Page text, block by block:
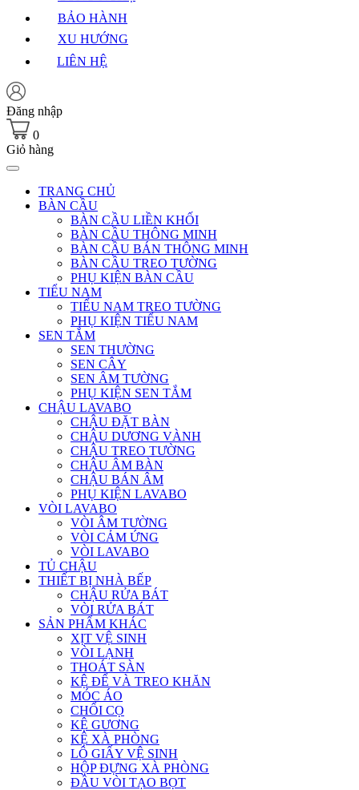
BẢO HÀNH
XU HƯỚNG
LIÊN HỆ
Đăng nhập
0
Giỏ hàng
TRANG CHỦ
BÀN CẦU
BÀN CẦU LIỀN KHỐI
BÀN CẦU THÔNG MINH
BÀN CẦU BÁN THÔNG MINH
BÀN CẦU TREO TƯỜNG
PHỤ KIỆN BÀN CẦU
TIỂU NAM
TIỂU NAM TREO TƯỜNG
PHỤ KIỆN TIỂU NAM
SEN TẮM
SEN THƯỜNG
SEN CÂY
SEN ÂM TƯỜNG
PHỤ KIỆN SEN TẮM
CHẬU LAVABO
CHẬU ĐẶT BÀN
CHẬU DƯƠNG VÀNH
CHẬU TREO TƯỜNG
CHẬU ÂM BÀN
CHẬU BÁN ÂM
PHỤ KIỆN LAVABO
VÒI LAVABO
VÒI ÂM TƯỜNG
VÒI CẢM ỨNG
VÒI LAVABO
TỦ CHẬU
THIẾT BỊ NHÀ BẾP
CHẬU RỬA BÁT
VÒI RỬA BÁT
SẢN PHẨM KHÁC
XỊT VỆ SINH
VÒI LẠNH
THOÁT SÀN
KỆ ĐỂ VÀ TREO KHĂN
MÓC ÁO
CHỔI CỌ
KỆ GƯƠNG
KỆ XÀ PHÒNG
LÔ GIẤY VỆ SINH
HỘP ĐỰNG XÀ PHÒNG
ĐẦU VÒI TẠO BỌT